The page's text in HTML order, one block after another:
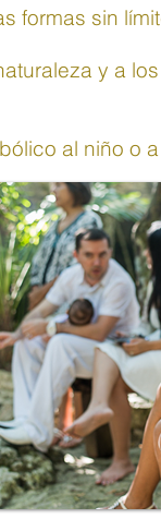
formas sin
y a
al niño o